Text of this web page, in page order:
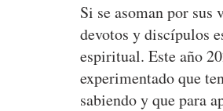
Si se asoman por
devotos y discípulos
espiritual. Este año
experimentado que
sabiendo y que para